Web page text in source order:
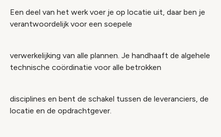
Een deel van het werk voer je op locatie uit, daar ben je
verantwoordelijk voor een soepele
verwerkelijking van alle plannen. Je handhaaft de algehele
technische coördinatie voor alle betrokken
disciplines en bent de schakel tussen de leveranciers, de
locatie en de opdrachtgever.